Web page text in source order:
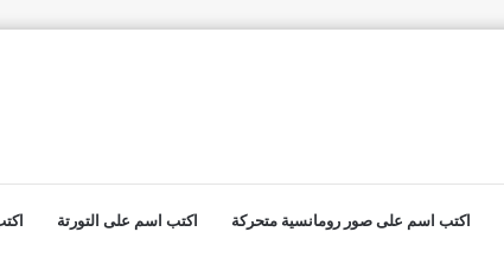
اكتب اسم على صور رومانسية متحركة اكتب اسم على التورتة